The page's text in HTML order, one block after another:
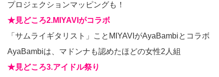
プロジェクションマッピングも！
★見どころ2.MIYAVIがコラボ
「サムライギタリスト」ことMIYAVIがAyaBambiとコラボ
AyaBambiは、マドンナも認めたほどの女性2人組
★見どころ3.アイドル祭り